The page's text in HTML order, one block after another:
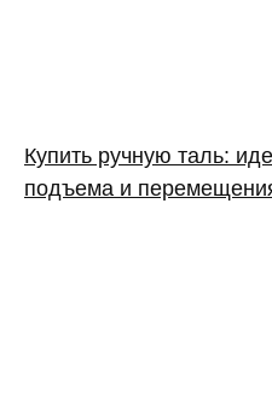
Купить ручную таль:
подъема и